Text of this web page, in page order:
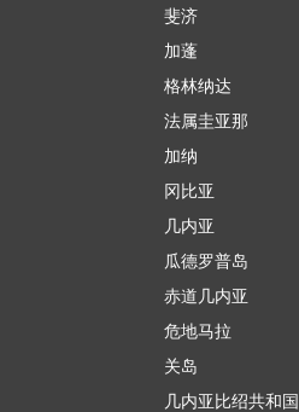
斐济
加蓬
格林纳达
法属圭亚那
加纳
冈比亚
几内亚
瓜德罗普岛
赤道几内亚
危地马拉
关岛
几内亚比绍共和国